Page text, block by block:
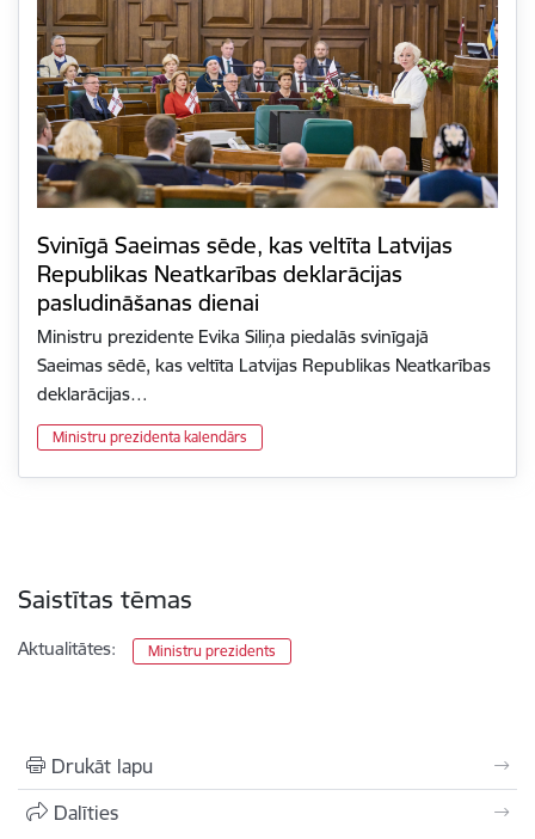
Svinīgā Saeimas sēde, kas veltīta Latvijas
Republikas Neatkarības deklarācijas
pasludināšanas dienai
Ministru prezidente Evika Siliņa piedalās svinīgajā
Saeimas sēdē, kas veltīta Latvijas Republikas Neatkarības
deklarācijas…
Ministru prezidenta kalendārs
Saistītas tēmas
Aktualitātes: Ministru prezidents
Drukāt lapu
Dalīties